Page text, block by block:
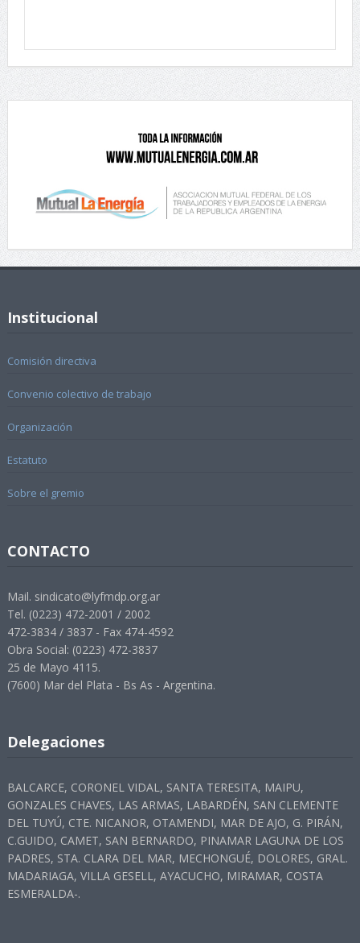
Institucional
Comisión directiva
Convenio colectivo de trabajo
Organización
Estatuto
Sobre el gremio
CONTACTO
Mail. sindicato@lyfmdp.org.ar
Tel. (0223) 472-2001 / 2002
472-3834 / 3837 - Fax 474-4592
Obra Social: (0223) 472-3837
25 de Mayo 4115.
(7600) Mar del Plata - Bs As - Argentina.
Delegaciones
BALCARCE, CORONEL VIDAL, SANTA TERESITA, MAIPU,
GONZALES CHAVES, LAS ARMAS, LABARDÉN, SAN CLEMENTE
DEL TUYÚ, CTE. NICANOR, OTAMENDI, MAR DE AJO, G. PIRÁN,
C.GUIDO, CAMET, SAN BERNARDO, PINAMAR LAGUNA DE LOS
PADRES, STA. CLARA DEL MAR, MECHONGUÉ, DOLORES, GRAL.
MADARIAGA, VILLA GESELL, AYACUCHO, MIRAMAR, COSTA
ESMERALDA-.